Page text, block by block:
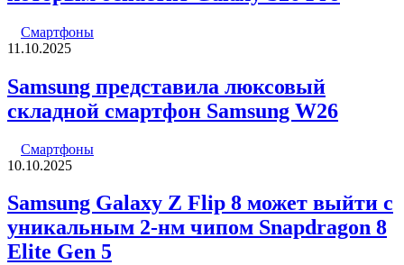
Смартфоны
11.10.2025
Samsung представила люксовый
складной смартфон Samsung W26
Смартфоны
10.10.2025
Samsung Galaxy Z Flip 8 может выйти с
уникальным 2-нм чипом Snapdragon 8
Elite Gen 5